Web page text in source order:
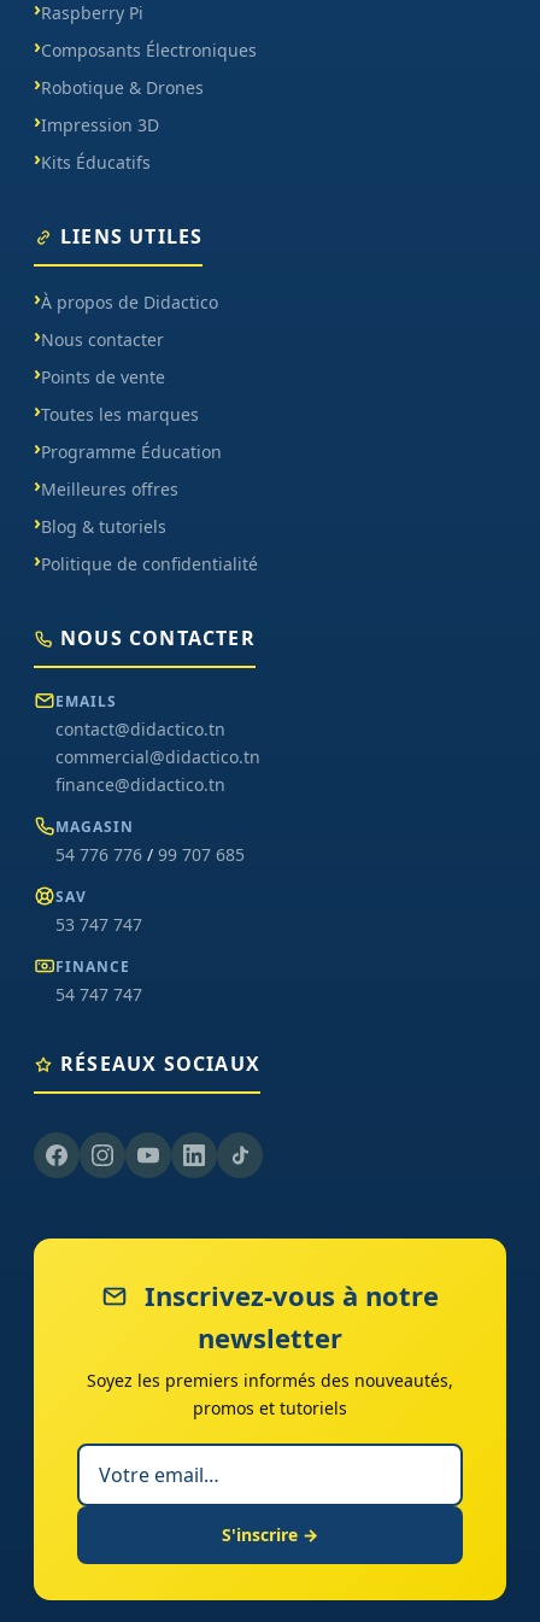
Raspberry Pi
Composants Électroniques
Robotique & Drones
Impression 3D
Kits Éducatifs
LIENS UTILES
À propos de Didactico
Nous contacter
Points de vente
Toutes les marques
Programme Éducation
Meilleures offres
Blog & tutoriels
Politique de confidentialité
NOUS CONTACTER
EMAILS
contact@didactico.tn
commercial@didactico.tn
finance@didactico.tn
MAGASIN
54 776 776 / 99 707 685
SAV
53 747 747
FINANCE
54 747 747
RÉSEAUX SOCIAUX
Inscrivez-vous à notre
newsletter
Soyez les premiers informés des nouveautés,
promos et tutoriels
S'inscrire →